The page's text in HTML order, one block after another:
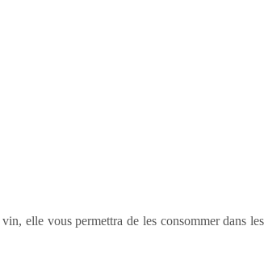
elle vous permettra de les consommer dans les